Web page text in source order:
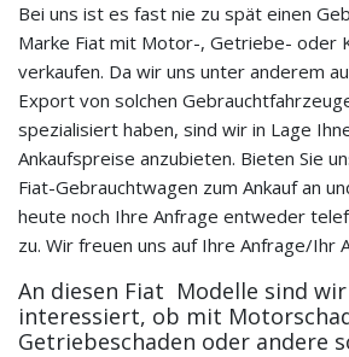
Bei uns ist es fast nie zu spät einen
Marke Fiat mit Motor-, Getriebe- oder
verkaufen. Da wir uns unter anderem
Export von solchen
spezialisiert haben, sind wir in Lage
Ankaufspreise anzubieten. Bieten Sie
Fiat-Gebrauchtwagen zum Ankauf an
heute noch Ihre Anfrage entweder
zu. Wir freuen uns auf Ihre Anfrage/Ihr
An diesen Fiat Modelle sind
interessiert, ob mit
Getriebeschaden oder andere